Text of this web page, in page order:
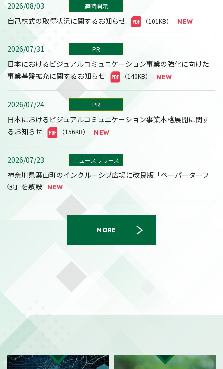
2026/08/03 適時開示
自己株式の取得状況に関するお知らせ （101KB）
2026/07/31 PR
日本におけるビジュアルコミュニケーション事業の強化に向けた
事業基盤拡充に関するお知らせ
（140KB）
2026/07/24 PR
日本におけるビジュアルコミュニケーション事業本格展開に関す
るお知らせ
（156KB）
2026/07/23 ニュースリリース
神奈川県葉山町のインクルーシブ広場に改良版「ペーパーターフ
Ⓡ」を敷設
MORE
2027年３月期第１四半期決算短信〔日本基準〕(連結)
（558KB）
2026/08/03
自己株式の取得状況に関するお知らせ （101KB）